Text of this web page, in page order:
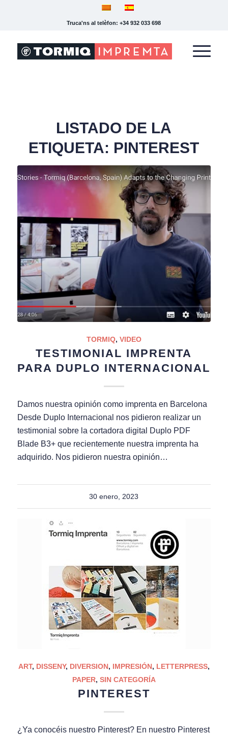
Truca'ns al telèfon: +34 932 033 698
LISTADO DE LA
ETIQUETA: PINTEREST
TORMIQ, VIDEO
TESTIMONIAL IMPRENTA
PARA DUPLO INTERNACIONAL
Damos nuestra opinión como imprenta en Barcelona
Desde Duplo Internacional nos pidieron realizar un
testimonial sobre la cortadora digital Duplo PDF
Blade B3+ que recientemente nuestra imprenta ha
adquirido. Nos pidieron nuestra opinión…
30 enero, 2023
ART, DISSENY, DIVERSION, IMPRESIÓN, LETTERPRESS,
PAPER, SIN CATEGORÍA
PINTEREST
¿Ya conocéis nuestro Pinterest? En nuestro Pinterest